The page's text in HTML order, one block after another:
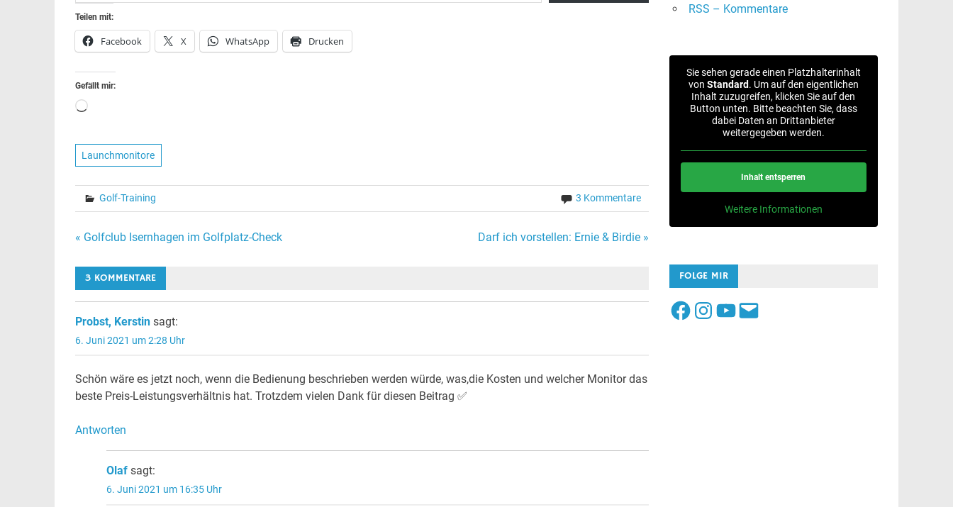
Teilen mit:
Facebook X WhatsApp Drucken
Gefällt mir:
Wird
Launchmonitore
Golf-Training 3 Kommentare
Beitragsnavigation
« Golfclub Isernhagen im Golfplatz-Check Darf ich vorstellen: Ernie & Birdie »
3 KOMMENTARE
Probst, Kerstin sagt:
6. Juni 2021 um 2:28 Uhr
Schön wäre es jetzt noch, wenn die Bedienung beschrieben werden würde, was,die Kosten und welcher Monitor das
beste Preis-Leistungsverhältnis hat. Trotzdem vielen Dank für diesen Beitrag ✅
Antworten
Olaf sagt:
6. Juni 2021 um 16:35 Uhr
RSS – Kommentare
Sie sehen gerade einen Platzhalterinhalt
von Standard. Um auf den eigentlichen
Inhalt zuzugreifen, klicken Sie auf den
Button unten. Bitte beachten Sie, dass
dabei Daten an Drittanbieter
weitergegeben werden.
Inhalt entsperren
Weitere Informationen
FOLGE MIR
FacebookInstagram
YouTube
E-
Mail